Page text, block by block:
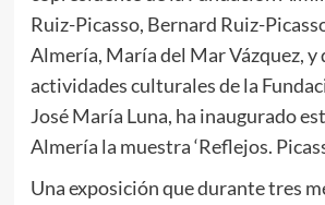
Ruiz-Picasso, Bernard Ruiz-
Almería, María del Mar Vázquez, y
actividades culturales de la
José María Luna, ha inaugurado
Almería la muestra ‘Reflejos.
Una exposición que durante tres